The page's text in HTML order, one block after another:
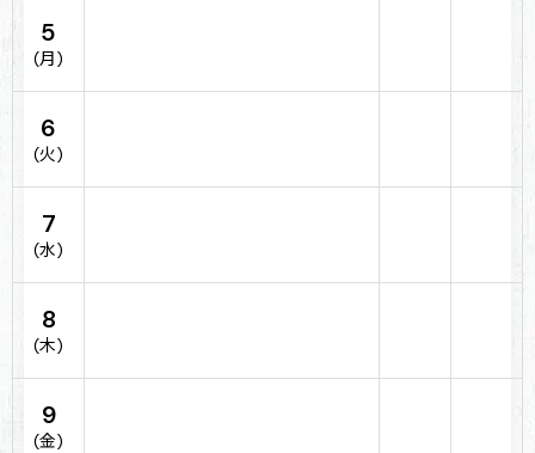
5
(月)
6
(火)
7
(水)
8
(木)
9
(金)